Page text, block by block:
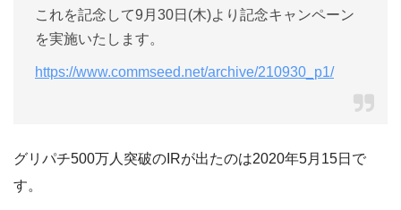
これを記念して9月30日(木)より記念キャンペーン
を実施いたします。
https://www.commseed.net/archive/210930_p1/
グリパチ500万人突破のIRが出たのは2020年5月15日で
す。